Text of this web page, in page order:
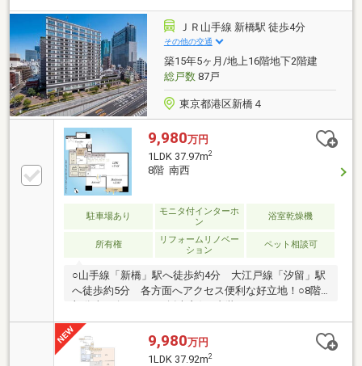
DEN 〇 LDの最大天井高約2600ｍｍ 〇 各居室が整
形のため家具配置のしやすい設計 ○ LDには足元から
お部屋を暖める床暖房有 ○ 調理スペースを広く確保
したＬ字型キッチン 〇 1418サイズのバスルームには
浴室乾燥機有
ＪＲ山手線 新橋駅 徒歩4分
その他の交通
築15年5ヶ月/地上16階地下2階建
総戸数87戸
東京都港区新橋４
9,980万円
1LDK 37.97m2
8階 南西
駐車場あり
モニタ付インターホ
ン
浴室乾燥機
所有権
リフォームリノベー
ション
ペット相談可
○山手線「新橋」駅へ徒歩約4分 大江戸線「汐留」駅
へ徒歩約5分 各方面へアクセス便利な好立地！○8階
設備一新・システムキッチン交換（食洗機付き）・ユ
ニットバス交換（浴室換気乾燥暖房機付き・追い焚き
機能付き）・洗面化粧台、トイレ交換・フローリン
9,980万円
1LDK 37.92m2